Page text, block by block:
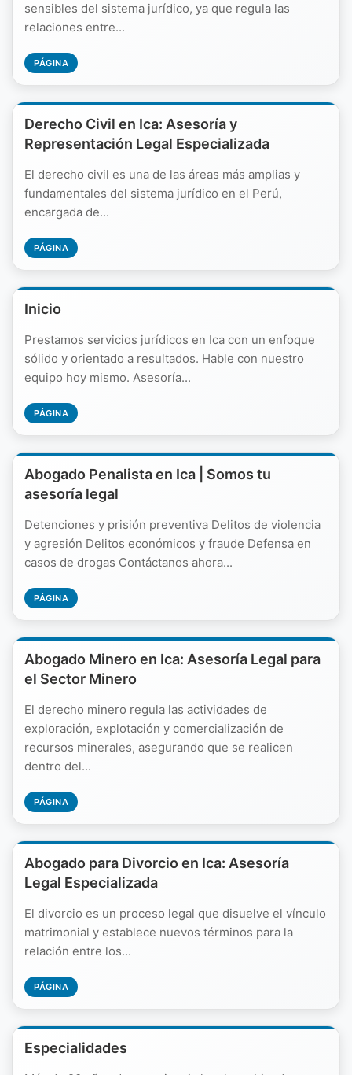
sensibles del sistema jurídico, ya que regula las
relaciones entre...
PÁGINA
Derecho Civil en Ica: Asesoría y
Representación Legal Especializada
El derecho civil es una de las áreas más amplias y
fundamentales del sistema jurídico en el Perú,
encargada de...
PÁGINA
Inicio
Prestamos servicios jurídicos en Ica con un enfoque
sólido y orientado a resultados. Hable con nuestro
equipo hoy mismo. Asesoría...
PÁGINA
Abogado Penalista en Ica | Somos tu
asesoría legal
Detenciones y prisión preventiva Delitos de violencia
y agresión Delitos económicos y fraude Defensa en
casos de drogas Contáctanos ahora...
PÁGINA
Abogado Minero en Ica: Asesoría Legal para
el Sector Minero
El derecho minero regula las actividades de
exploración, explotación y comercialización de
recursos minerales, asegurando que se realicen
dentro del...
PÁGINA
Abogado para Divorcio en Ica: Asesoría
Legal Especializada
El divorcio es un proceso legal que disuelve el vínculo
matrimonial y establece nuevos términos para la
relación entre los...
PÁGINA
Especialidades